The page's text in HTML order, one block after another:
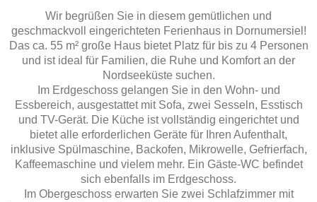
Wir begrüßen Sie in diesem gemütlichen und
geschmackvoll eingerichteten Ferienhaus in Dornumersiel!
Das ca. 55 m² große Haus bietet Platz für bis zu 4 Personen
und ist ideal für Familien, die Ruhe und Komfort an der
Nordseeküste suchen.
Im Erdgeschoss gelangen Sie in den Wohn- und
Essbereich, ausgestattet mit Sofa, zwei Sesseln, Esstisch
und TV-Gerät. Die Küche ist vollständig eingerichtet und
bietet alle erforderlichen Geräte für Ihren Aufenthalt,
inklusive Spülmaschine, Backofen, Mikrowelle, Gefrierfach,
Kaffeemaschine und vielem mehr. Ein Gäste-WC befindet
sich ebenfalls im Erdgeschoss.
Im Obergeschoss erwarten Sie zwei Schlafzimmer mit